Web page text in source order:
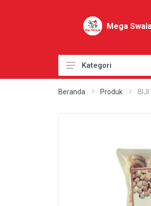
Mega
AKSESORI
BAHAN MASAK
Kategori
Beranda Produk BIJI